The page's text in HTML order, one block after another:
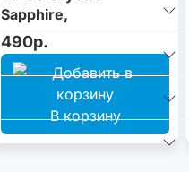
Sapphire,
монопучковая
490р.
В корзину